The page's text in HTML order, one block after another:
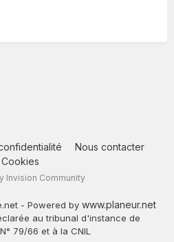
Nous contacter
Cookies
Invision Community
- Powered by www.planeur.net
au tribunal d'instance de
79/66 et à la CNIL